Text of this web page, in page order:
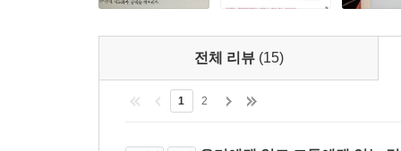
--- p.258「‘시간 사용법’ 이치카와 사토미」중에서
아버지가 지어놓은 비평의 감옥 안에서 힘들어
단점을 대하는 태도예요. 예전엔 부족함을 어떻게
떤 한 가지 면에 미흡해도 다른 면에선 충분할 수
괜찮다는 안도감을 받게 되기 때문이다. 물론 동
철학도 큰 도움이 된다.
더없이 창조적인 유럽의 그림책 작가들의 이야
전체 리뷰 (15)
1 2